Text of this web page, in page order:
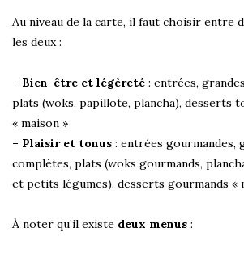
Au niveau de la carte, il faut choisir entre
les deux :
– Bien-être et légèreté : entrées,
plats (woks, papillote, plancha), desserts
« maison »
– Plaisir et tonus : entrées gourmandes,
complètes, plats (woks gourmands,
et petits légumes), desserts gourmands «
À noter qu’il existe deux menus :